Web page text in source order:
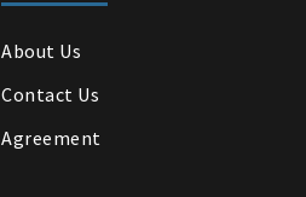
About Us
Contact Us
Agreement